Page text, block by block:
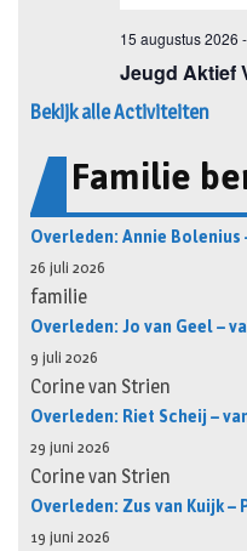
Bekijk alle Activiteiten
Familie
Overleden: Annie Bolenius
26 juli 2026
familie
Overleden: Jo van Geel –
9 juli 2026
Corine van Strien
Overleden: Riet Scheij –
29 juni 2026
Corine van Strien
Overleden: Zus van Kuijk
19 juni 2026